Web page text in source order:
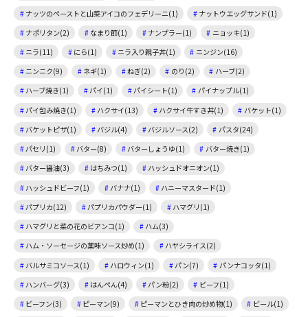
ナッツのペーストと山菜アイコのフェデリーニ(1)
ナットウエッグサンド(1)
ナポリタン(2)
なまり節(1) ナンプラー(1)
ニョッキ(1)
ニラ(11)
にら(1) ニラ入り親子丼(1)
ニンジン(16)
ニンニク(9)
ネギ(1) ねぎ(2) のり(2)
ハーブ(2)
ハーブ焼き(1)
パイ(1) パイシート(1)
パイナップル(1)
パイ包み焼き(1)
ハクサイ(13) ハクサイ牛すき丼(1)
バケット(1)
バケットピザ(1)
バジル(4) バジルソース(2)
パスタ(24)
パセリ(1)
バター(8) バターしょうゆ(1)
バター焼き(1)
バター醤油(3)
はちみつ(1)
ハッシュドオニオン(1)
ハッシュドビーフ(1)
バナナ(1)
ハニーマスタード(1)
パプリカ(12)
パプリカパウダー(1)
ハマグリ(1)
ハマグリと菜の花のビアンコ(1)
ハム(3)
ハム・ソーセージの薬味ソース炒め(1)
ハヤシライス(2)
バルサミコソース(1)
ハロウィン(1) パン(7)
パンナコッタ(1)
ハンバーグ(3)
はんぺん(4) パン粉(2)
ビーフ(1)
ビーフン(3)
ピーマン(9) ピーマンとひき肉の炒め物(1)
ビール(1)